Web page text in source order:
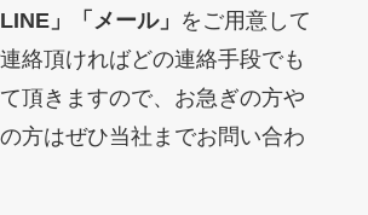
」「メール」
をご用意して
絡頂ければどの連絡手段でも
頂きますので、お急ぎの方や
方はぜひ当社までお問い合わ